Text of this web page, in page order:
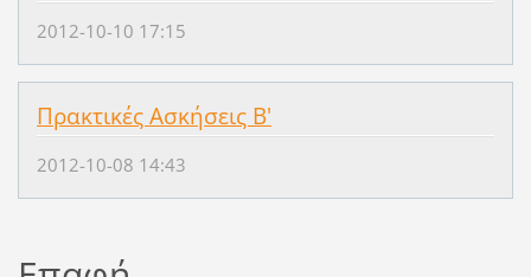
2012-10-10 17:15
Πρακτικές Ασκήσεις Β'
2012-10-08 14:43